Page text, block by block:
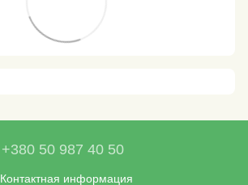
+380 50 987 40 50
Контактная информация